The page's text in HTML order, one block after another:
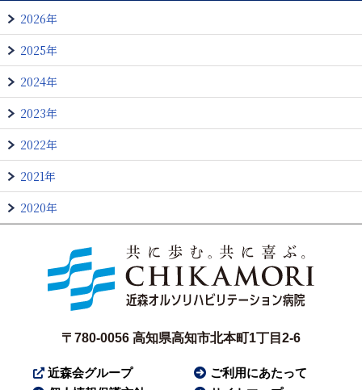
2026年
2025年
2024年
2023年
2022年
2021年
2020年
〒780-0056 高知県高知市北本町1丁目2-6
近森会グループ
ご利用にあたって